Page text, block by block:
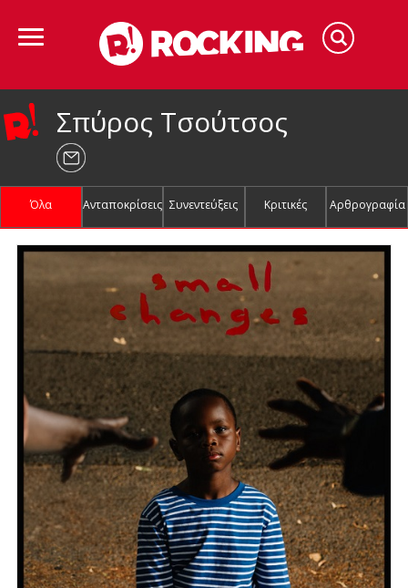
Σπύρος Τσούτσος
Όλα Ανταποκρίσεις Συνεντεύξεις Κριτικές Αρθρογραφία